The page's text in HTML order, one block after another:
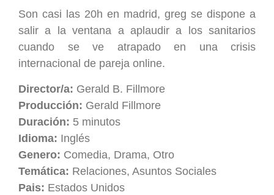
Son casi las 20h en madrid, greg se dispone a
salir a la ventana a aplaudir a los sanitarios
cuando se ve atrapado en una crisis
internacional de pareja online.
Director/a: Gerald B. Fillmore
Producción: Gerald Fillmore
Duración: 5 minutos
Idioma: Inglés
Genero: Comedia, Drama, Otro
Temática: Relaciones, Asuntos Sociales
Pais: Estados Unidos